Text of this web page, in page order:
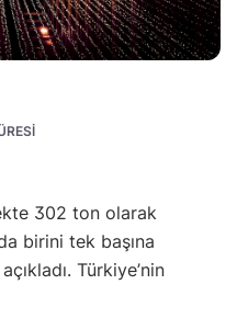
302 ton olarak
birini tek başına
Türkiye’nin